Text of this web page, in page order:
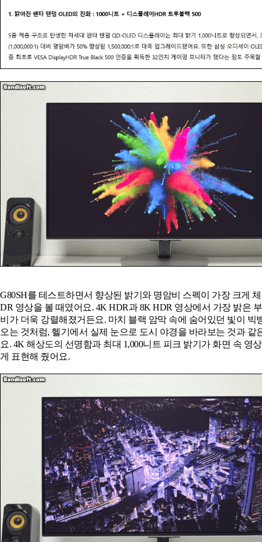
G80SH를 테스트하면서 향상된 밝기와 명암비 스펙이 가장 크게
DR 영상을 볼 때였어요. 4K HDR과 8K HDR 영상에서 가장 밝은
비가 더욱 강렬해졌거든요. 마치 블랙 암막 속에 숨어있던 빛이 빅
오는 것처럼, 헬기에서 실제 눈으로 도시 야경을 바라보는 것과 같
요. 4K 해상도의 선명함과 최대 1,000니트 피크 밝기가 화면 속 영
게 표현해 줬어요.